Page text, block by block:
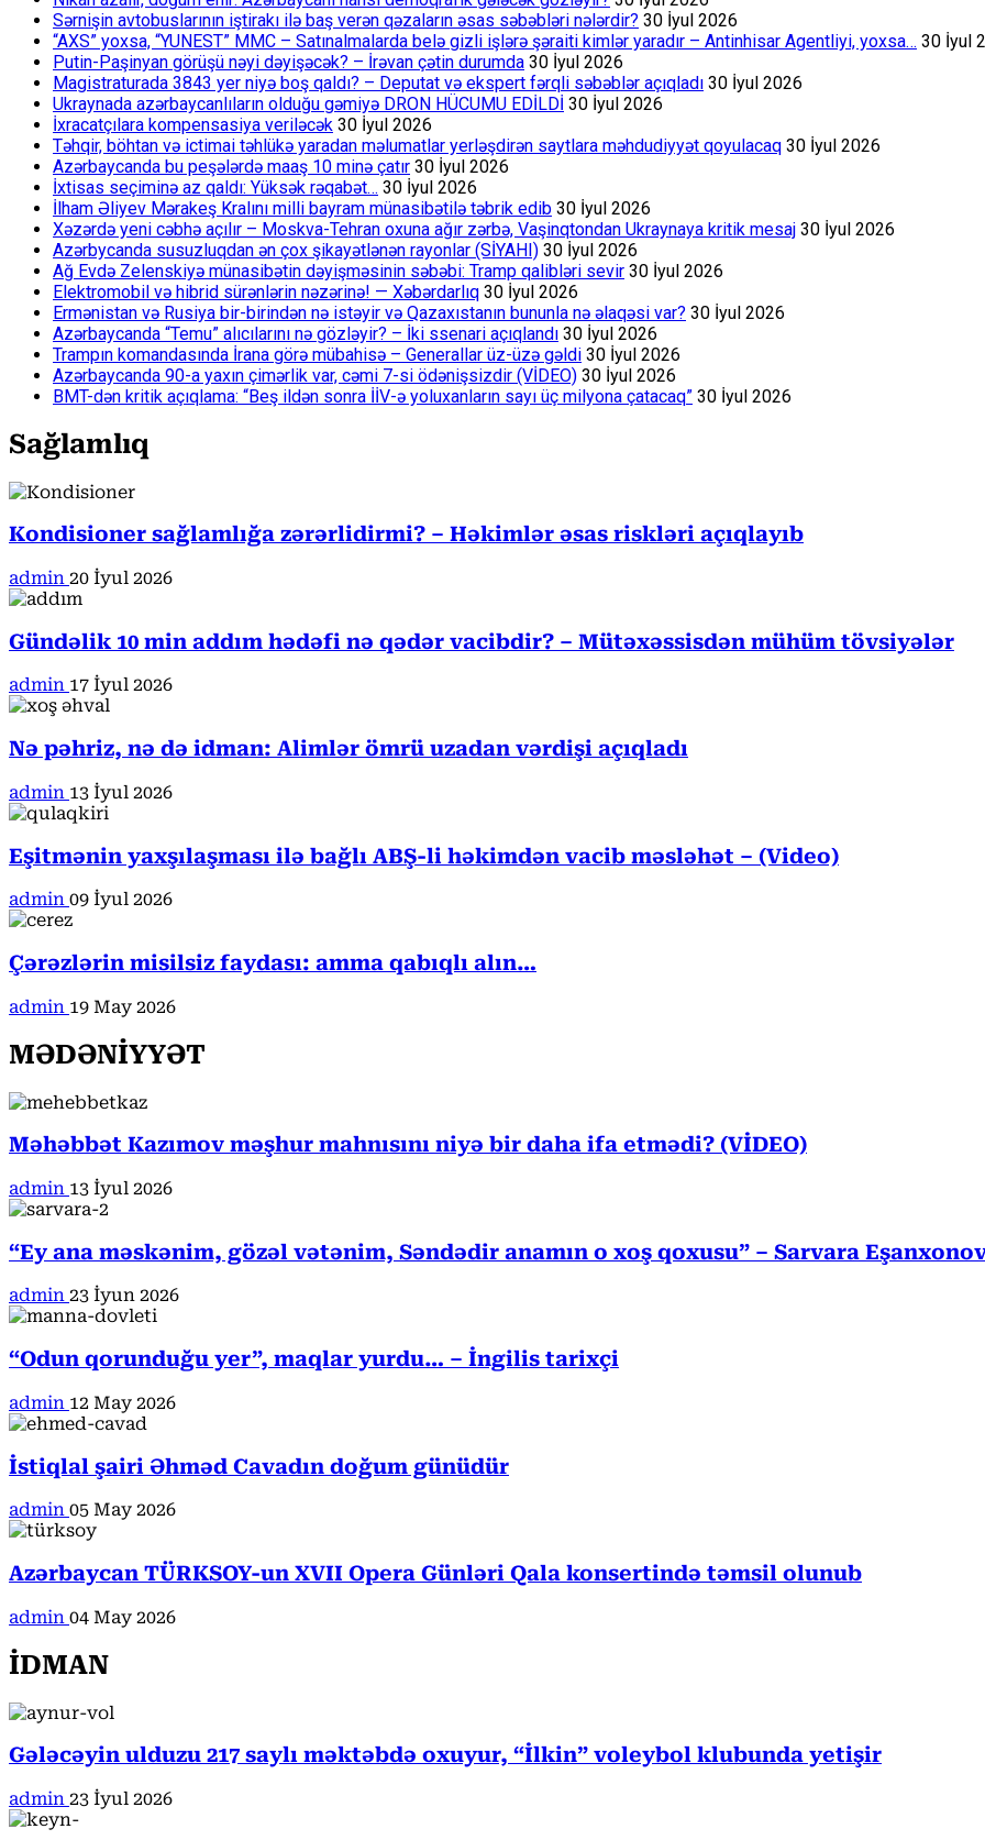
Sərnişin avtobuslarının iştirakı ilə baş verən qəzaların əsas səbəbləri nələrdir? 30 İyul 2026
“AXS” yoxsa, “YUNEST” MMC – Satınalmalarda belə gizli işlərə şəraiti kimlər yaradır – Antinhisar Agentliyi, yoxsa… 30 İyul
Putin-Paşinyan görüşü nəyi dəyişəcək? – İrəvan çətin durumda 30 İyul 2026
Magistraturada 3843 yer niyə boş qaldı? – Deputat və ekspert fərqli səbəblər açıqladı 30 İyul 2026
Ukraynada azərbaycanlıların olduğu gəmiyə DRON HÜCUMU EDİLDİ 30 İyul 2026
İxracatçılara kompensasiya veriləcək 30 İyul 2026
Təhqir, böhtan və ictimai təhlükə yaradan məlumatlar yerləşdirən saytlara məhdudiyyət qoyulacaq 30 İyul 2026
Azərbaycanda bu peşələrdə maaş 10 minə çatır 30 İyul 2026
İxtisas seçiminə az qaldı: Yüksək rəqabət… 30 İyul 2026
İlham Əliyev Mərakeş Kralını milli bayram münasibətilə təbrik edib 30 İyul 2026
Xəzərdə yeni cəbhə açılır – Moskva-Tehran oxuna ağır zərbə, Vaşinqtondan Ukraynaya kritik mesaj 30 İyul 2026
Azərbycanda susuzluqdan ən çox şikayətlənən rayonlar (SİYAHI) 30 İyul 2026
Ağ Evdə Zelenskiyə münasibətin dəyişməsinin səbəbi: Tramp qalibləri sevir 30 İyul 2026
Elektromobil və hibrid sürənlərin nəzərinə! — Xəbərdarlıq 30 İyul 2026
Ermənistan və Rusiya bir-birindən nə istəyir və Qazaxıstanın bununla nə əlaqəsi var? 30 İyul 2026
Azərbaycanda “Temu” alıcılarını nə gözləyir? – İki ssenari açıqlandı 30 İyul 2026
Trampın komandasında İrana görə mübahisə – Generallar üz-üzə gəldi 30 İyul 2026
Azərbaycanda 90-a yaxın çimərlik var, cəmi 7-si ödənişsizdir (VİDEO) 30 İyul 2026
BMT-dən kritik açıqlama: “Beş ildən sonra İİV-ə yoluxanların sayı üç milyona çatacaq” 30 İyul 2026
Sağlamlıq
Kondisioner sağlamlığa zərərlidirmi? – Həkimlər əsas riskləri açıqlayıb
admin 20 İyul 2026
Gündəlik 10 min addım hədəfi nə qədər vacibdir? – Mütəxəssisdən mühüm tövsiyələr
admin 17 İyul 2026
Nə pəhriz, nə də idman: Alimlər ömrü uzadan vərdişi açıqladı
admin 13 İyul 2026
Eşitmənin yaxşılaşması ilə bağlı ABŞ-li həkimdən vacib məsləhət – (Video)
admin 09 İyul 2026
Çərəzlərin misilsiz faydası: amma qabıqlı alın…
admin 19 May 2026
MƏDƏNİYYƏT
Məhəbbət Kazımov məşhur mahnısını niyə bir daha ifa etmədi? (VİDEO)
admin 13 İyul 2026
“Ey ana məskənim, gözəl vətənim, Səndədir anamın o xoş qoxusu” – Sarvara
admin 23 İyun 2026
“Odun qorunduğu yer”, maqlar yurdu… – İngilis tarixçi
admin 12 May 2026
İstiqlal şairi Əhməd Cavadın doğum günüdür
admin 05 May 2026
Azərbaycan TÜRKSOY-un XVII Opera Günləri Qala konsertində təmsil olunub
admin 04 May 2026
İDMAN
Gələcəyin ulduzu 217 saylı məktəbdə oxuyur, “İlkin” voleybol klubunda yetişir
admin 23 İyul 2026